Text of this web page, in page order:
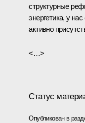
структурные
энергетика, у
активно
<…>
Статус
Опубликован в